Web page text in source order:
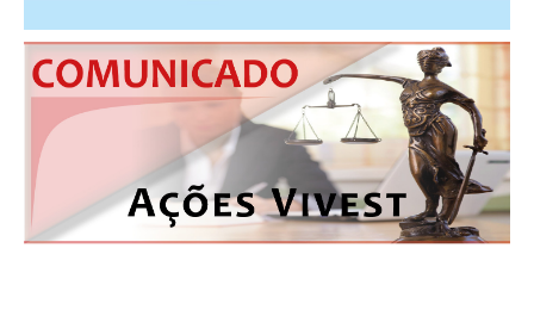
JORNAL DO ENGENHEIRO
AGENDA
SEESP NOTÍCIAS
NOTÍCIAS NO WHATSAPP
FOTOS